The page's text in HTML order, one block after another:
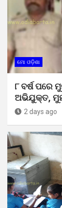
ମୋ ଓଡ଼ିଶା
୮ ବର୍ଷ ପରେ
ଅଭିଯୁକ୍ତ,
2 days ago